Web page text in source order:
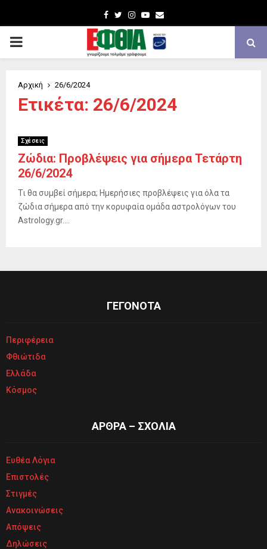
Facebook
TwitterInstagram
Youtube
Email
PRIMARY
Αρχική 26/6/2024
Ετικέτα: 26/6/2024
Σχέσεις
Ζώδια: Προβλέψεις για σήμερα Τετάρτη
26/6/2024
Τι θα συμβεί σήμερα; Ημερήσιες προβλέψεις για όλα τα
ζώδια σήμερα από την κορυφαία ομάδα αστρολόγων του
Astrology.gr....
ΓΕΓΟΝΟΤΑ
Περιφέρεια
Φθιώτιδα
Ελλάδα
Κόσμος
ΑΡΘΡΑ – ΣΧΟΛΙΑ
Ευθέα Λόγια
Επιστολές
Στιγμές
Ανακοινώσεις
Απόψεις
Δηλώσεις